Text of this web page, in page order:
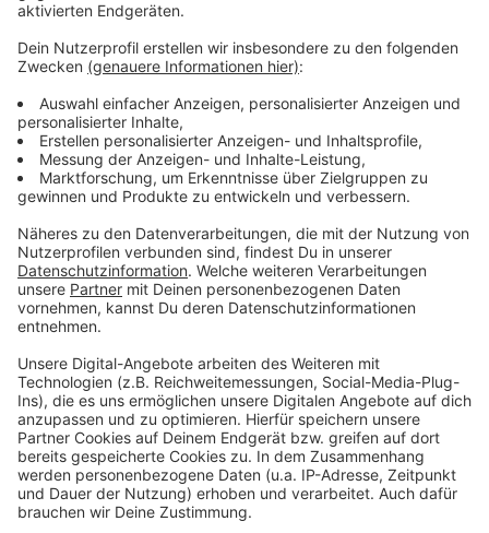
entschloss sich schließlich, Hilfe zu suchen. "Es ging
mir lange Zeit sehr schlecht, und ich wusste, dass ich
in Therapie muss", erzählt sie. Die Platte wird mit dem
Lied "The Other Side" abgerundet. Aber was ist diese
andere Seite? "Die andere Seite ist einfach der
Moment, wo du merkst, dass es dir besser geht",
erklärt Merton. Zwar könne man immer wieder auf die
andere Seite kommen. Das Leben sei aber ein
dynamischer Zustand und werfe einen auch immer
wieder zurück. "Es ist einfach das Leben, es ist ein
Zyklus, und das wollte ich mit dem Album auch
ausdrücken."
Anzeige
Anzeige